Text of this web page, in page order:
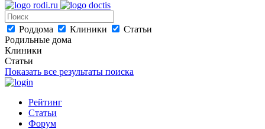
Роддома Клиники
Статьи
Родильные дома
Клиники
Статьи
Показать все результаты поиска
Рейтинг
Статьи
Форум